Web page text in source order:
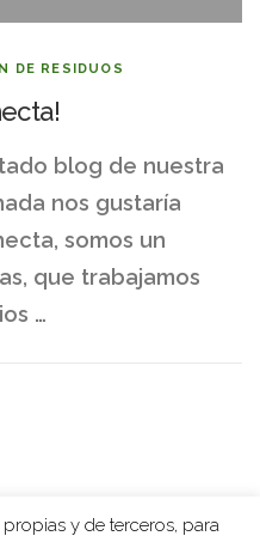
DE RESIDUOS
blog de nuestra
nos gustaría
somos un
que trabajamos
…
y de terceros, para